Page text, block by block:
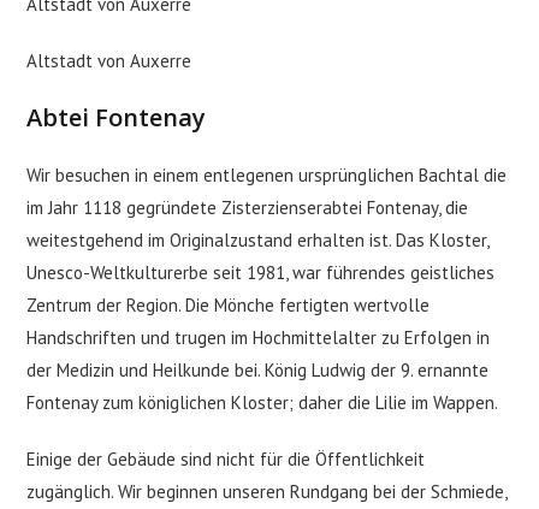
Altstadt von Auxerre
Abtei Fontenay
Wir besuchen in einem entlegenen ursprünglichen Bachtal die
im Jahr 1118 gegründete Zisterzienserabtei Fontenay, die
weitestgehend im Originalzustand erhalten ist. Das Kloster,
Unesco-Weltkulturerbe seit 1981, war führendes geistliches
Zentrum der Region. Die Mönche fertigten wertvolle
Handschriften und trugen im Hochmittelalter zu Erfolgen in
der Medizin und Heilkunde bei. König Ludwig der 9. ernannte
Fontenay zum königlichen Kloster; daher die Lilie im Wappen.
Einige der Gebäude sind nicht für die Öffentlichkeit
zugänglich. Wir beginnen unseren Rundgang bei der Schmiede,